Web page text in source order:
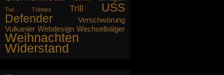
Tod Tribbles Trill
USS
Defender
Verschwörung
Vulkanier Webdesign Wechselbälger
Weihnachten
Widerstand